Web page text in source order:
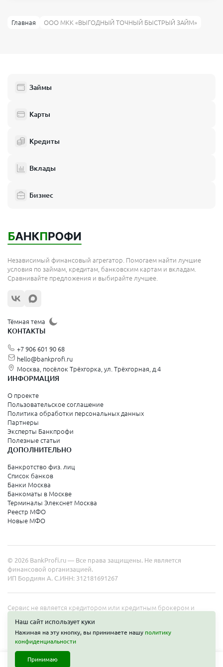
Главная ООО МКК «ВЫГОДНЫЙ ТОЧНЫЙ БЫСТРЫЙ ЗАЙМ»
Займы
Карты
Кредиты
Вклады
Бизнес
Независимый финансовый агрегатор. Помогаем найти лучшие
условия по займам, кредитам, банковским картам и вкладам.
Сравнивайте предложения и выбирайте лучшее.
Тёмная тема
КОНТАКТЫ
+7 906 601 90 68
hello@bankprofi.ru
Москва, посёлок Трёхгорка, ул. Трёхгорная, д.4
ИНФОРМАЦИЯ
О проекте
Пользовательское соглашение
Политика обработки персональных данных
Партнеры
Эксперты Банкпрофи
Полезные статьи
ДОПОЛНИТЕЛЬНО
Банкротство физ. лиц
Список банков
Банки Москва
Банкоматы в Москве
Терминалы Элекснет Москва
Реестр МФО
Новые МФО
© 2026 BankProfi.ru — Все права защищены. Не является
финансовой организацией.
ИП Бордиян А. С.ИНН: 312181691267
Сервис не является кредитором или кредитным брокером и
на сайте не является публичной офертой. Полные условия услуг
уточняйте на сайте организаций.
Наш сайт использует куки
Нажимая на эту кнопку, вы принимаете нашу политику
конфиденциальности
Принимаю